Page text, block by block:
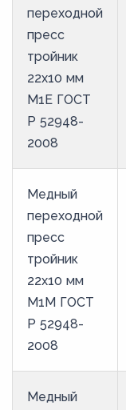
переходной
пресс
тройник
22х10 мм
М1Е ГОСТ
Р 52948-
2008
Медный
переходной
пресс
тройник
22х10 мм
М1М ГОСТ
Р 52948-
2008
Медный